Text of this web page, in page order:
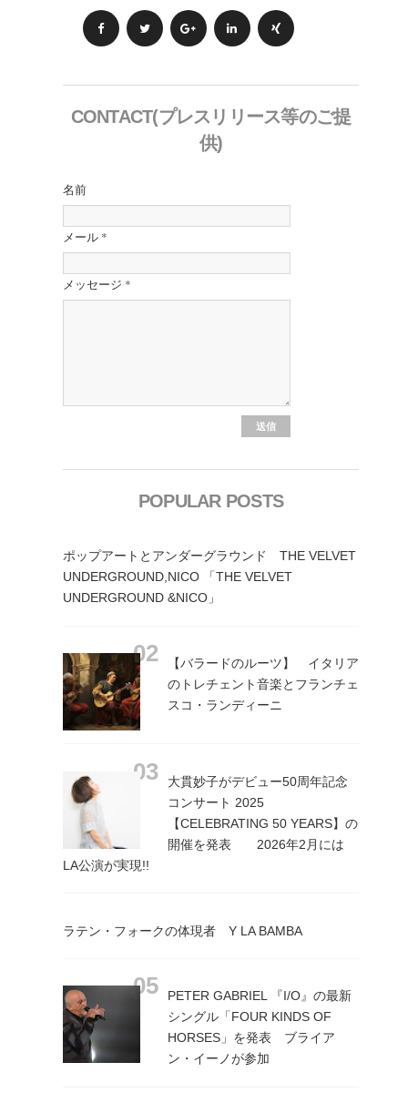
CONTACT(プレスリリース等のご提
供)
名前
メール *
メッセージ *
POPULAR POSTS
ポップアートとアンダーグラウンド THE VELVET
UNDERGROUND,NICO 「THE VELVET
UNDERGROUND &NICO」
【バラードのルーツ】 イタリア
のトレチェント音楽とフランチェ
スコ・ランディーニ
大貫妙子がデビュー50周年記念
コンサート 2025
【CELEBRATING 50 YEARS】の
開催を発表 2026年2月には
LA公演が実現!!
ラテン・フォークの体現者 Y LA BAMBA
PETER GABRIEL 『I/O』の最新
シングル「FOUR KINDS OF
HORSES」を発表 ブライア
ン・イーノが参加